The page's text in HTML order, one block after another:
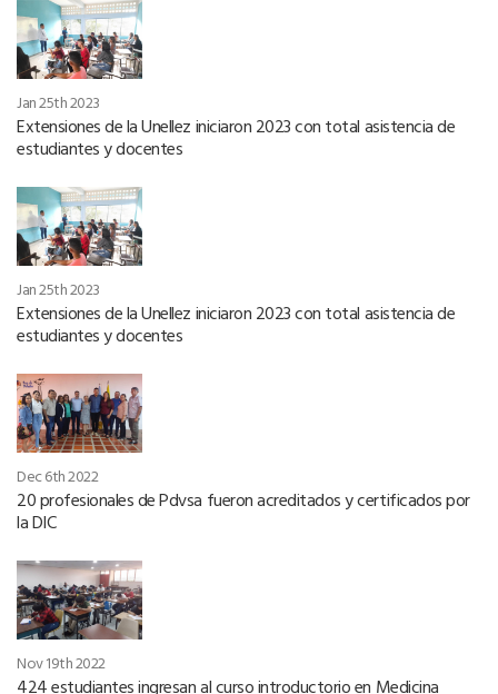
Jan 25th 2023
Extensiones de la Unellez iniciaron 2023 con total asistencia de
estudiantes y docentes
Jan 25th 2023
Extensiones de la Unellez iniciaron 2023 con total asistencia de
estudiantes y docentes
Dec 6th 2022
20 profesionales de Pdvsa fueron acreditados y certificados por
la DIC
Nov 19th 2022
424 estudiantes ingresan al curso introductorio en Medicina